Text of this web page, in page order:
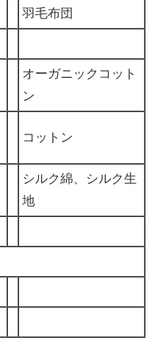
羽毛布団
オーガニックコット
ン
コットン
シルク綿、シルク生
地